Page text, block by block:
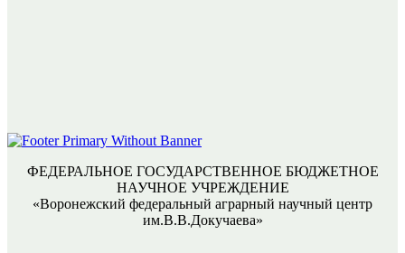
ФЕДЕРАЛЬНОЕ ГОСУДАРСТВЕННОЕ БЮДЖЕТНОЕ
НАУЧНОЕ УЧРЕЖДЕНИЕ
«Воронежский федеральный аграрный научный центр
им.В.В.Докучаева»